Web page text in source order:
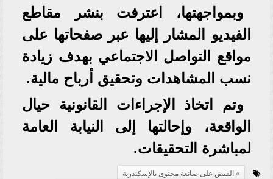
وبمواجهتها، اعترفت بنشر مقاطع
الفيديو المشار إليها عبر صفحاتها على
مواقع التواصل الاجتماعي بهدف زيادة
نسب المشاهدات وتحقيق أرباح مالية.
وتم اتخاذ الإجراءات القانونية حيال
الواقعة، وإحالتها إلى النيابة العامة
لمباشرة التحقيقات.
القبض على صانعة محتوى بالإسكندرية